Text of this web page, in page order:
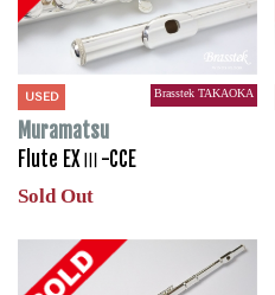
USED Brasstek TAKAOKA
Muramatsu
Flute EXⅢ-CCE
Sold Out